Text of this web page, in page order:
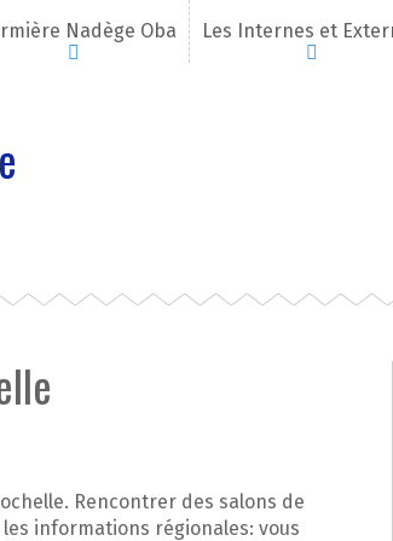
Nadège Oba Les Internes et
Rencontrer des salons de
informations régionales: vous